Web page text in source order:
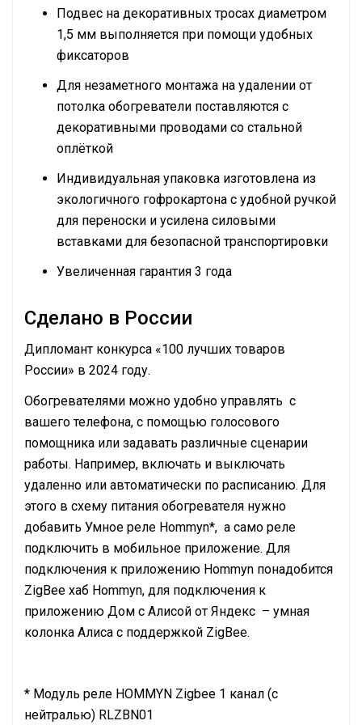
Подвес на декоративных тросах диаметром
1,5 мм выполняется при помощи удобных
фиксаторов
Для незаметного монтажа на удалении от
потолка обогреватели поставляются с
декоративными проводами со стальной
оплёткой
Индивидуальная упаковка изготовлена из
экологичного гофрокартона с удобной ручкой
для переноски и усилена силовыми
вставками для безопасной транспортировки
Увеличенная гарантия 3 года
Сделано в России
Дипломант конкурса «100 лучших товаров
России» в 2024 году.
Обогревателями можно удобно управлять с
вашего телефона, с помощью голосового
помощника или задавать различные сценарии
работы. Например, включать и выключать
удаленно или автоматически по расписанию. Для
этого в схему питания обогревателя нужно
добавить Умное реле Hommyn*, а само реле
подключить в мобильное приложение. Для
подключения к приложению Hommyn понадобится
ZigBee хаб Hommyn, для подключения к
приложению Дом с Алисой от Яндекс – умная
колонка Алиса с поддержкой ZigBee.
* Модуль реле HOMMYN Zigbee 1 канал (с
нейтралью) RLZBN01